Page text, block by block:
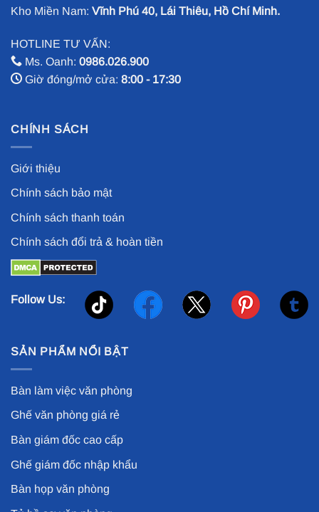
Kho Miền Nam: Vĩnh Phú 40, Lái Thiêu, Hồ Chí Minh.
HOTLINE TƯ VẤN:
Ms. Oanh: 0986.026.900
Giờ đóng/mở cửa: 8:00 - 17:30
CHÍNH SÁCH
Giới thiệu
Chính sách bảo mật
Chính sách thanh toán
Chính sách đổi trả & hoàn tiền
Follow Us:
SẢN PHẨM NỔI BẬT
Bàn làm việc văn phòng
Ghế văn phòng giá rẻ
Bàn giám đốc cao cấp
Ghế giám đốc nhập khẩu
Bàn họp văn phòng